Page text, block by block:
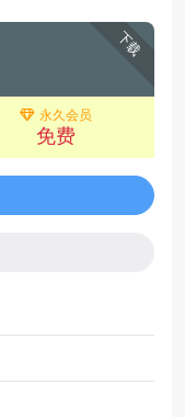
下载
永久会员
免费